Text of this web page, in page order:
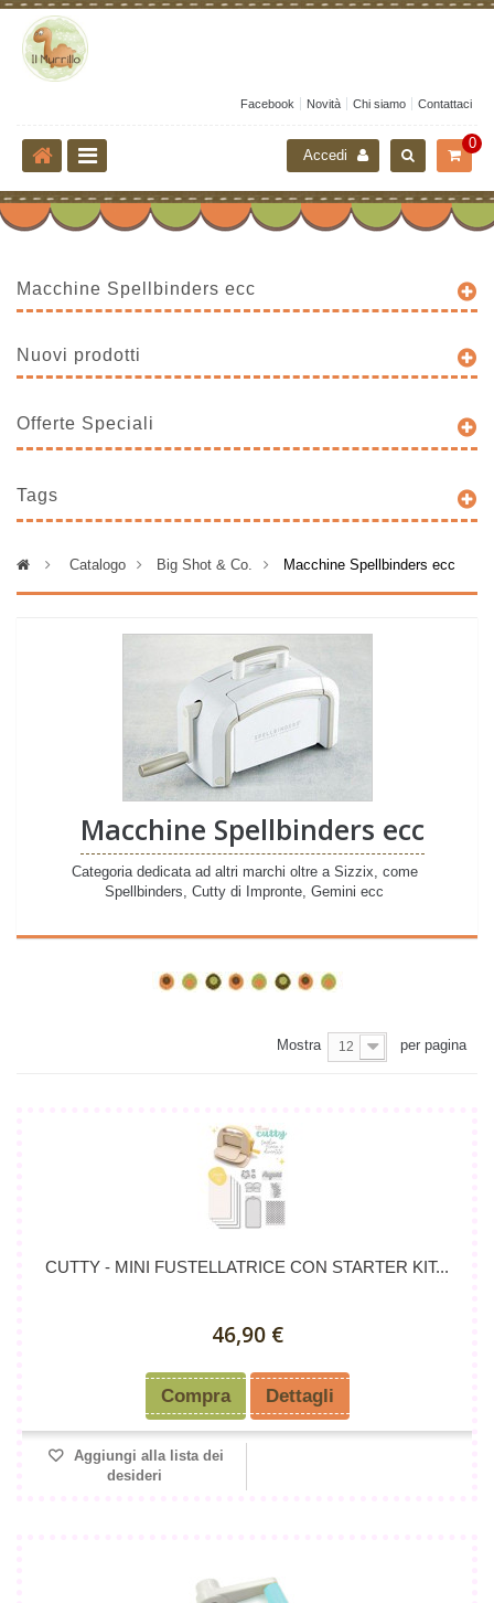
Facebook Novità Chi siamo Contattaci
0
Accedi
Macchine Spellbinders ecc
Nuovi prodotti
Offerte Speciali
Tags
> Catalogo > Big Shot & Co. > Macchine Spellbinders ecc
Macchine Spellbinders ecc
Categoria dedicata ad altri marchi oltre a Sizzix, come
Spellbinders, Cutty di Impronte, Gemini ecc
Mostra 12 per pagina
CUTTY - MINI FUSTELLATRICE CON STARTER KIT...
46,90 €
Compra Dettagli
Aggiungi alla lista dei
desideri